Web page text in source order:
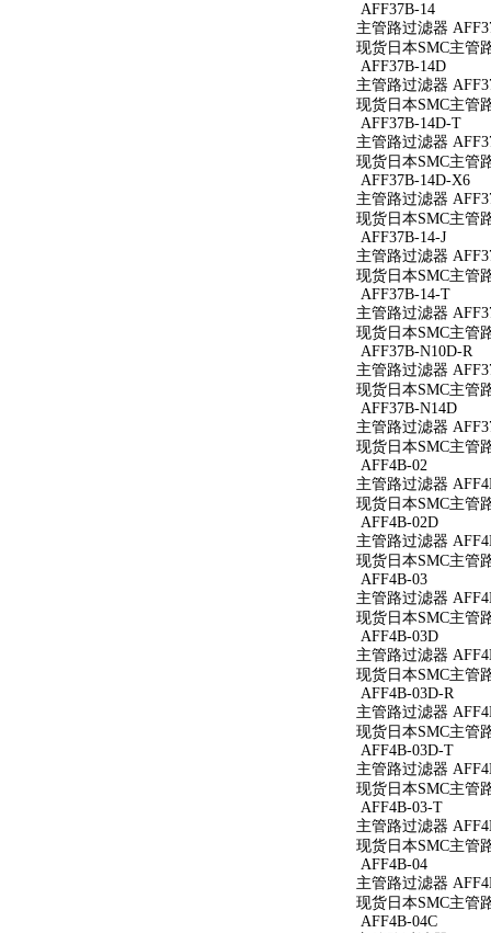
AFF37B-14
主管路过滤器
现货日本SMC主管
AFF37B-14D
主管路过滤器
现货日本SMC主管
AFF37B-14D-T
主管路过滤器
现货日本SMC主管
AFF37B-14D-X6
主管路过滤器
现货日本SMC主管
AFF37B-14-J
主管路过滤器
现货日本SMC主管
AFF37B-14-T
主管路过滤器
现货日本SMC主管
AFF37B-N10D-R
主管路过滤器
现货日本SMC主管
AFF37B-N14D
主管路过滤器
现货日本SMC主管
AFF4B-02
主管路过滤器
现货日本SMC主管
AFF4B-02D
主管路过滤器
现货日本SMC主管
AFF4B-03
主管路过滤器
现货日本SMC主管
AFF4B-03D
主管路过滤器
现货日本SMC主管
AFF4B-03D-R
主管路过滤器
现货日本SMC主管
AFF4B-03D-T
主管路过滤器
现货日本SMC主管
AFF4B-03-T
主管路过滤器
现货日本SMC主管
AFF4B-04
主管路过滤器
现货日本SMC主管
AFF4B-04C